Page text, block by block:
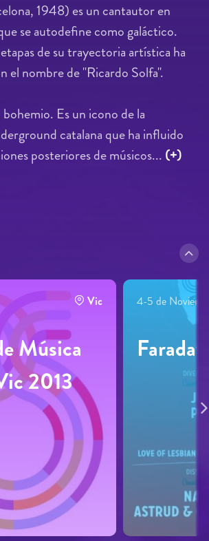
1948) es un cantautor en
se autodefine como galáctico.
de su trayectoria artística ha
el nombre de "Ricardo Solfa".
Es un icono de la
catalana que ha influido
posteriores de músicos... (+)
Vic
Música
2013
4-5 de